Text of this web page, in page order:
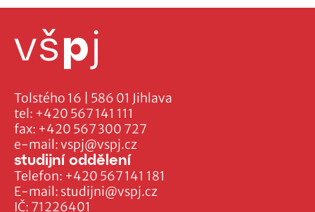
Tolstého 16 | 586 01 Jihlava
tel: +420 567 141 111
fax: +420 567 300 727
e-mail:vspj@vspj.cz
IČ: 71226401
studijní oddělení
Telefon: +420 567 141 181
E-mail: studijni@vspj.cz